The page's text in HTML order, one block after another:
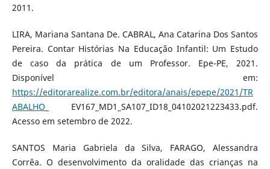
2011.
LIRA, Mariana Santana De. CABRAL, Ana Catarina Dos Santos
Pereira. Contar Histórias Na Educação Infantil: Um Estudo
de caso da prática de um Professor. Epe-PE, 2021.
Disponível em:
https://editorarealize.com.br/editora/anais/epepe/2021/TR
ABALHO_
EV167_MD1_SA107_ID18_04102021223433.pdf.
Acesso em setembro de 2022.
SANTOS Maria Gabriela da Silva, FARAGO, Alessandra
Corrêa. O desenvolvimento da oralidade das crianças na